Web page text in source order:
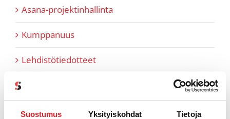
Suostumus Yksityiskohdat Tietoja
Asana-projektinhallinta
Kumppanuus
Lehdistötiedotteet
Pipedrive